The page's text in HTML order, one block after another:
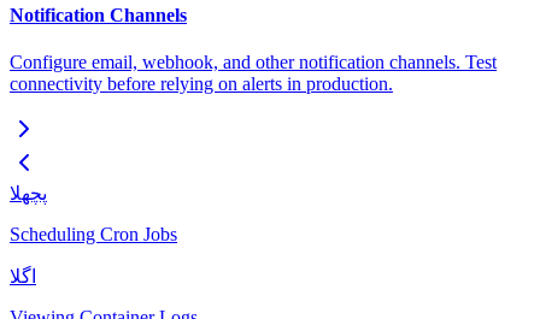
Notification Channels
Configure email, webhook, and other notification channels. Test
connectivity before relying on alerts in production.
پچھلا
Scheduling Cron Jobs
اگلا